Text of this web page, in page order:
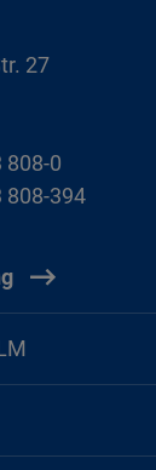
27
808-0
808-394